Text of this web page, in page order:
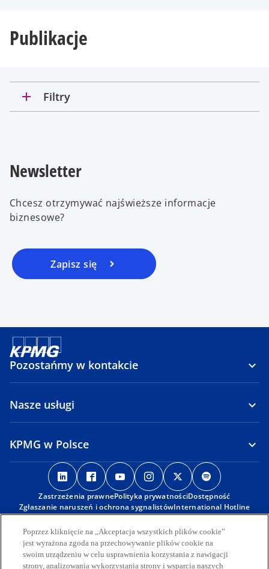
Publikacje
add Filtry
Newsletter
Chcesz otrzymywać najświeższe informacje
biznesowe?
Zapisz się
Pozostańmy w kontakcie
Nasze usługi
KPMG w Polsce
o
p
e
n
s
i
n
o
p
e
n
s
i
n
o
p
e
n
i
n
o
p
e
n
s
i
n
o
p
e
n
i
n
p
e
n
s
n
Zastrzeżenia prawnePolityka prywatnościDostępność
Zgłaszanie naruszeń i ochrona sygnalistówInternational Hotline
© 2026 KPMG Sp. z o.o., polska spółka z ograniczoną
odpowiedzialnością i członek globalnej organizacji KPMG składającej
się z niezależnych spółek członkowskich stowarzyszonych z KPMG
International Limited, prywatną spółką angielską z
Poprzez kliknięcie na „Akceptacja wszystkich plików cookie”
jest wyrażona zgoda na przechowywanie plików cookie na
swoim urządzeniu w celu usprawnienia korzystania z nawigacji
strony, analizowania wykorzystania strony i wsparcia naszych